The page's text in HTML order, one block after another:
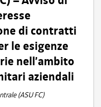
di contratti
le esigenze
nell’ambito
aziendali
(ASU FC)